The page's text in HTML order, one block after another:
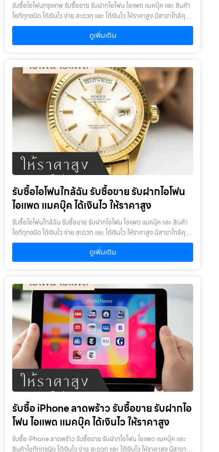
รับซื้อไอโฟนกรุงเทพ รับซื้อขาย รับฝากไอโฟน ไอแพด แมคบุ๊ค และ สินค้า
ไอทีทุกชนิด ได้เงินไว ง่าย สะดวก และ ได้เงินไว ให้ราคาสูง มีสาขาใกล้คุณ
รับซื้อไอโฟนกรุงเทพ ให้บริการโดย รับซื้อขายไอโฟน.com บริการรับซื้อ
ขาย รับฝากสินค้าไอที และ ของมีค่าทุกชนิด ไม่ว่าจะเป็น ไอโฟน ไอแพด แม
คบุ๊ค กล้องถ่ายรูป สินค้าแบรนด์เนม กระเป๋า นาฬิกา ทีวี จักรยาน เครื่อง
เงื่อนไขการให้บริการ1. แจ้งความประสงค์ของท่าน : ว่าต้องการนำสินค้า
ชนิดใดมาจำนำ โดยแจ้งรุ่นสินค้า และ ประเมินราคาสินค้าในเบื้องต้น2.
กำหนดสถานที่นัดพบ : โดยผู้จำนำต้องเตรียมเอกสาร สำเนาบัตร
ประชาชน เซ็นรับรองสำเนา เพื่อยืนยันการเป็นเจ้าของสินค้า3. ตรวจสอบ
สภาพ ตีราคา และ รับเงินสดทันที : ระยะเวลาผ่อนชำระตั้งแต่ 60 วันขึ้นไป
และสูงสุด 60 เดือน อัตราดอกเบี้ยต่อปีไม่เกิน 15% ตามที่กฏหมาย
กำหนด เงิน 1,000 บาท จะมีค่าบริการ 5 บาท/วัน ท่านโอนเงินค่าบริการ
ทุก 20 วัน (นับจากวันที่จำนำสินค้า) อัตราดอกเบี้ยร้อยละ 15 ต่อปี โดย
อัตราดอกเบี้ยค่าปรับ ค่าบริการ และค่าธรรมเนียม ใดๆ เมื่อรวมกันแล้ว
สูงสุดไม่เกิน 28% ต่อปีเงื่อนไขการรับจำนำ1. ผู้จำนำ ต้องเป็นเจ้าของ
สินค้า : ผู้นำสินค้ามาจำนำ ต้องเป็นเจ้าของสินค้า โดยเราจะไม่รับจำนำ
ปี : หากเกินจะพิจารณาเป็นบางรายการ โดยสินค้าต้องอยู่ในสภาพดี ไม่
เคยเสียหรือเคยซ่อมมาก่อน
ดูเพิ่มเติม
รับซื้อไอโฟนใกล้ฉัน รับซื้อขาย รับฝากไอโฟน
ไอแพด แมคบุ๊ค ได้เงินไว ให้ราคาสูง
รับซื้อไอโฟนใกล้ฉัน รับซื้อขาย รับฝากไอโฟน ไอแพด แมคบุ๊ค และ สินค้า
ไอทีทุกชนิด ได้เงินไว ง่าย สะดวก และ ได้เงินไว ให้ราคาสูง มีสาขาใกล้คุณ
รับซื้อไอโฟนใกล้ฉัน ให้บริการโดย รับซื้อขายไอโฟน.com บริการรับซื้อ
ขาย รับฝากสินค้าไอที และ ของมีค่าทุกชนิด ไม่ว่าจะเป็น ไอโฟน ไอแพด แม
คบุ๊ค กล้องถ่ายรูป สินค้าแบรนด์เนม กระเป๋า นาฬิกา ทีวี จักรยาน เครื่อง
เงื่อนไขการให้บริการ1. แจ้งความประสงค์ของท่าน : ว่าต้องการนำสินค้า
ชนิดใดมาจำนำ โดยแจ้งรุ่นสินค้า และ ประเมินราคาสินค้าในเบื้องต้น2.
กำหนดสถานที่นัดพบ : โดยผู้จำนำต้องเตรียมเอกสาร สำเนาบัตร
ประชาชน เซ็นรับรองสำเนา เพื่อยืนยันการเป็นเจ้าของสินค้า3. ตรวจสอบ
สภาพ ตีราคา และ รับเงินสดทันที : ระยะเวลาผ่อนชำระตั้งแต่ 60 วันขึ้นไป
และสูงสุด 60 เดือน อัตราดอกเบี้ยต่อปีไม่เกิน 15% ตามที่กฏหมาย
กำหนด เงิน 1,000 บาท จะมีค่าบริการ 5 บาท/วัน ท่านโอนเงินค่าบริการ
ทุก 20 วัน (นับจากวันที่จำนำสินค้า) อัตราดอกเบี้ยร้อยละ 15 ต่อปี โดย
อัตราดอกเบี้ยค่าปรับ ค่าบริการ และค่าธรรมเนียม ใดๆ เมื่อรวมกันแล้ว
สูงสุดไม่เกิน 28% ต่อปีเงื่อนไขการรับจำนำ1. ผู้จำนำ ต้องเป็นเจ้าของ
สินค้า : ผู้นำสินค้ามาจำนำ ต้องเป็นเจ้าของสินค้า โดยเราจะไม่รับจำนำ
ปี : หากเกินจะพิจารณาเป็นบางรายการ โดยสินค้าต้องอยู่ในสภาพดี ไม่
เคยเสียหรือเคยซ่อมมาก่อน
ดูเพิ่มเติม
รับซื้อ iPhone ลาดพร้าว รับซื้อขาย รับฝากไอ
โฟน ไอแพด แมคบุ๊ค ได้เงินไว ให้ราคาสูง
รับซื้อ iPhone ลาดพร้าว รับซื้อขาย รับฝากไอโฟน ไอแพด แมคบุ๊ค และ
สินค้าไอทีทุกชนิด ได้เงินไว ง่าย สะดวก และ ได้เงินไว ให้ราคาสูง มีสาขา